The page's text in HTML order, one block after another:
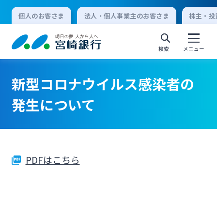
個人のお客さま 法人・個人事業主のお客さま 株主・
検索 メニュー
個人向けインターネットバンキング
ログオン
法人向けインターネットバンキング
新型コロナウイルス感染者の
発生について
PDFはこちら